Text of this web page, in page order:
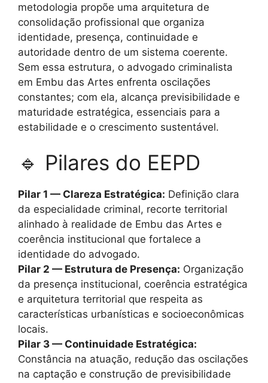
metodologia propõe uma arquitetura de
consolidação profissional que organiza
identidade, presença, continuidade e
autoridade dentro de um sistema coerente.
Sem essa estrutura, o advogado criminalista
em Embu das Artes enfrenta oscilações
constantes; com ela, alcança previsibilidade e
maturidade estratégica, essenciais para a
estabilidade e o crescimento sustentável.
🔹 Pilares do EEPD
Pilar 1 — Clareza Estratégica: Definição clara
da especialidade criminal, recorte territorial
alinhado à realidade de Embu das Artes e
coerência institucional que fortalece a
identidade do advogado.
Pilar 2 — Estrutura de Presença: Organização
da presença institucional, coerência estratégica
e arquitetura territorial que respeita as
características urbanísticas e socioeconômicas
locais.
Pilar 3 — Continuidade Estratégica:
Constância na atuação, redução das oscilações
na captação e construção de previsibilidade